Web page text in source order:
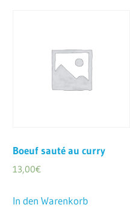
Boeuf sauté au curry
13,00€
In den Warenkorb